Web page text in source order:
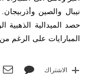
نيبال والصين
حصد الميدالية الذهبية
المبارايات على الرغم
الاشتراك